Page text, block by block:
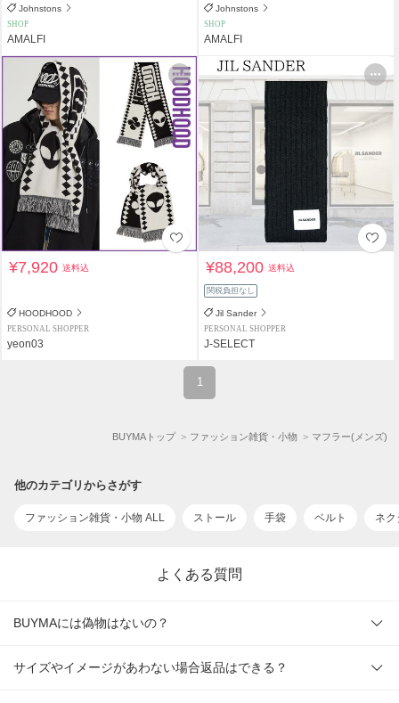
Johnstons
SHOP
AMALFI
Johnstons
SHOP
AMALFI
¥7,920送料込
HOODHOOD
PERSONAL SHOPPER
yeon03
¥88,200送料込
関税負担なし
Jil Sander
PERSONAL SHOPPER
J-SELECT
1
BUYMAトップ ファッション雑貨・小物 マフラー(メンズ)
他のカテゴリからさがす
ファッション雑貨・小物 ALL ストール 手袋 ベルト ネク
よくある質問
BUYMAには偽物はないの？
サイズやイメージがあわない場合返品はできる？